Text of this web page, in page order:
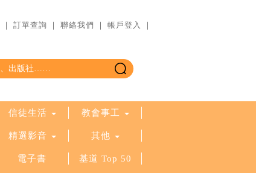
｜ 訂單查詢 ｜ 聯絡我們 ｜ 帳戶登入 ｜
信徒生活 教會事工
精選影音 其他
電子書 基道 Top 50